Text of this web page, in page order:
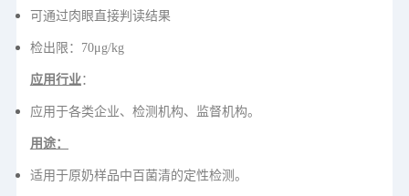
可通过肉眼直接判读结果
检出限：70μg/kg
应用行业：
应用于各类企业、检测机构、监督机构。
用途：
适用于原奶样品中百菌清的定性检测。